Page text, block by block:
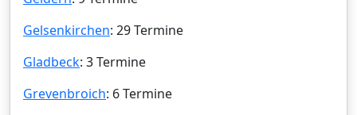
Gelsenkirchen: 29 Termine
Gladbeck: 3 Termine
Grevenbroich: 6 Termine